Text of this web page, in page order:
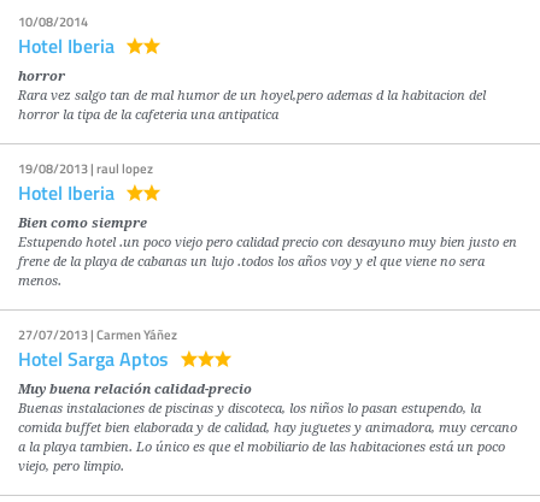
10/08/2014
Hotel Iberia
horror
Rara vez salgo tan de mal humor de un hoyel,pero ademas d la habitacion del
horror la tipa de la cafeteria una antipatica
19/08/2013 | raul lopez
Hotel Iberia
Bien como siempre
Estupendo hotel .un poco viejo pero calidad precio con desayuno muy bien justo en
frene de la playa de cabanas un lujo .todos los años voy y el que viene no sera
menos.
27/07/2013 | Carmen Yáñez
Hotel Sarga Aptos
Muy buena relación calidad-precio
Buenas instalaciones de piscinas y discoteca, los niños lo pasan estupendo, la
comida buffet bien elaborada y de calidad, hay juguetes y animadora, muy cercano
a la playa tambien. Lo único es que el mobiliario de las habitaciones está un poco
viejo, pero limpio.